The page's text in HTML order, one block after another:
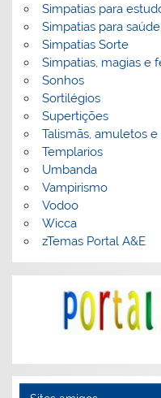
Simpatias para
Simpatias para saúde
Simpatias Sorte
Simpatias, magias e
Sonhos
Sortilégios
Supertições
Talismãs, amuletos e
Templarios
Umbanda
Vampirismo
Vodoo
Wicca
zTemas Portal A&E